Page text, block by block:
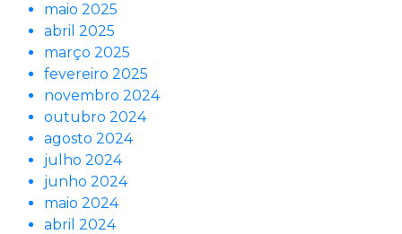
maio 2025
abril 2025
março 2025
fevereiro 2025
novembro 2024
outubro 2024
agosto 2024
julho 2024
junho 2024
maio 2024
abril 2024